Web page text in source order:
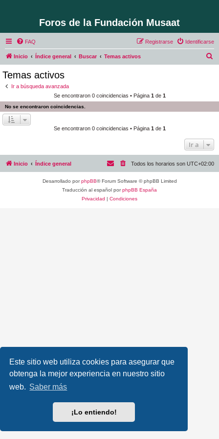
Este sitio web utiliza cookies para asegurar que
obtenga la mejor experiencia en nuestro sitio
web. Saber más
¡Lo entiendo!
Foros de la Fundación Musaat
FAQ Identificarse
Registrarse
Inicio Índice general Buscar Temas activos
a
Temas activos
Ir a búsqueda avanzada
Se encontraron 0 coincidencias • Página 1 de 1
No se encontraron coincidencias.
Se encontraron 0 coincidencias • Página 1 de 1
Ir a
Inicio Índice general Todos los horarios son UTC+02:00
Desarrollado porphpBB® Forum Software © phpBB Limited
Traducción al español porphpBB España
Privacidad | Condiciones